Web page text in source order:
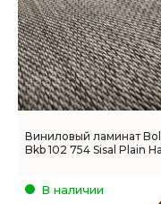
Виниловый ламинат
Bkb 102 754 Sisal Plain
В наличии